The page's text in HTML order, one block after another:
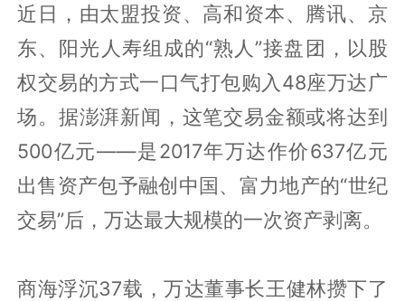
近日，由太盟投资、高和资本、腾讯、京
东、阳光人寿组成的“熟人”接盘团，以股
权交易的方式一口气打包购入48座万达广
场。据澎湃新闻，这笔交易金额或将达到
500亿元——是2017年万达作价637亿元
出售资产包予融创中国、富力地产的“世纪
交易”后，万达最大规模的一次资产剥离。
商海浮沉37载，万达董事长王健林攒下了